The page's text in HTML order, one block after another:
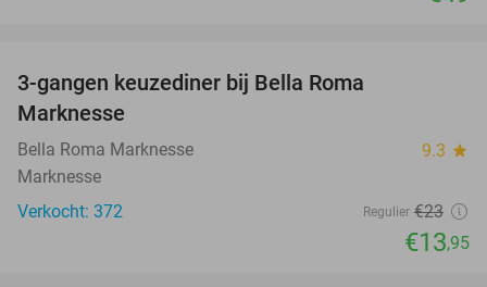
3-gangen keuzediner bij Bella Roma
Marknesse
Bella Roma Marknesse 9.3 star
Marknesse
Verkocht: 372
Regulier €23
€13,95